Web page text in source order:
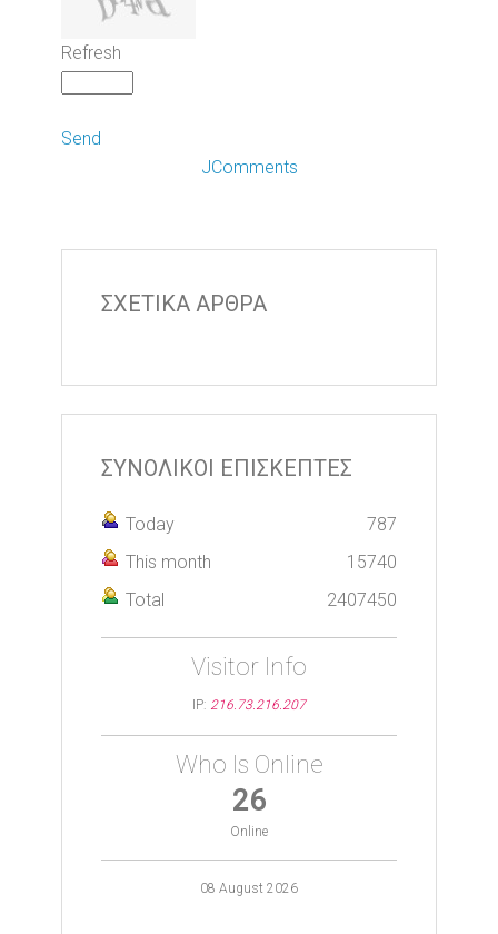
Refresh
Send
JComments
ΣΧΕΤΙΚΑ ΑΡΘΡΑ
ΣΥΝΟΛΙΚΟΙ ΕΠΙΣΚΕΠΤΕΣ
Today
787
This month
15740
Total
2407450
Visitor Info
IP: 216.73.216.207
Who Is Online
26
Online
08 August 2026